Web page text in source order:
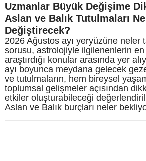
Uzmanlar Büyük Değişime
Aslan ve Balık Tutulmaları
Değiştirecek?
2026 Ağustos ayı yeryüzüne neler
sorusu, astrolojiyle ilgilenenlerin
araştırdığı konular arasında yer
ayı boyunca meydana gelecek
ve tutulmaların, hem bireysel
toplumsal gelişmeler açısından
etkiler oluşturabileceği
Aslan ve Balık burçları neler